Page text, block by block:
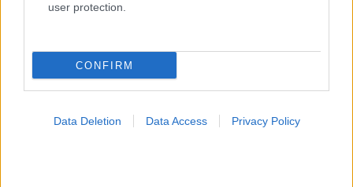
user protection.
CONFIRM
Data Deletion Data Access Privacy Policy